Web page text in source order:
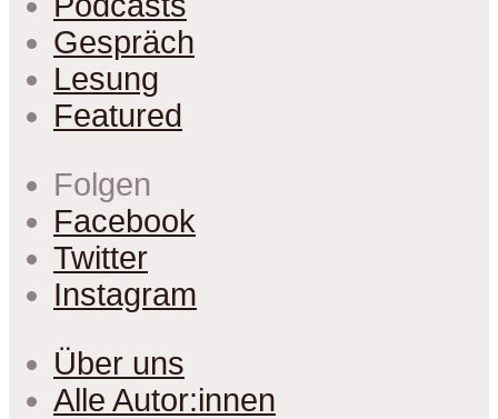
Gespräch
Lesung
Featured
Folgen
Facebook
Twitter
Instagram
Über uns
Alle Autor:innen